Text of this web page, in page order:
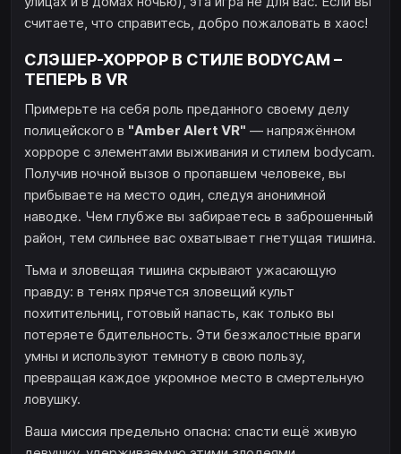
считаете, что справитесь, добро пожаловать в хаос!
СЛЭШЕР-ХОРРОР В СТИЛЕ BODYCAM –
ТЕПЕРЬ В VR
Примерьте на себя роль преданного своему делу
полицейского в "Amber Alert VR" — напряжённом
хорроре с элементами выживания и стилем bodycam.
Получив ночной вызов о пропавшем человеке, вы
прибываете на место один, следуя анонимной
наводке. Чем глубже вы забираетесь в заброшенный
район, тем сильнее вас охватывает гнетущая тишина.
Тьма и зловещая тишина скрывают ужасающую
правду: в тенях прячется зловещий культ
похитительниц, готовый напасть, как только вы
потеряете бдительность. Эти безжалостные враги
умны и используют темноту в свою пользу,
превращая каждое укромное место в смертельную
ловушку.
Ваша миссия предельно опасна: спасти ещё живую